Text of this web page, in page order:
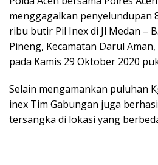
menggagalkan penyelundupan
ribu butir Pil Inex di Jl Medan –
Pineng, Kecamatan Darul
pada Kamis 29 Oktober 2020
Selain mengamankan puluhan
inex Tim Gabungan juga
tersangka di lokasi yang